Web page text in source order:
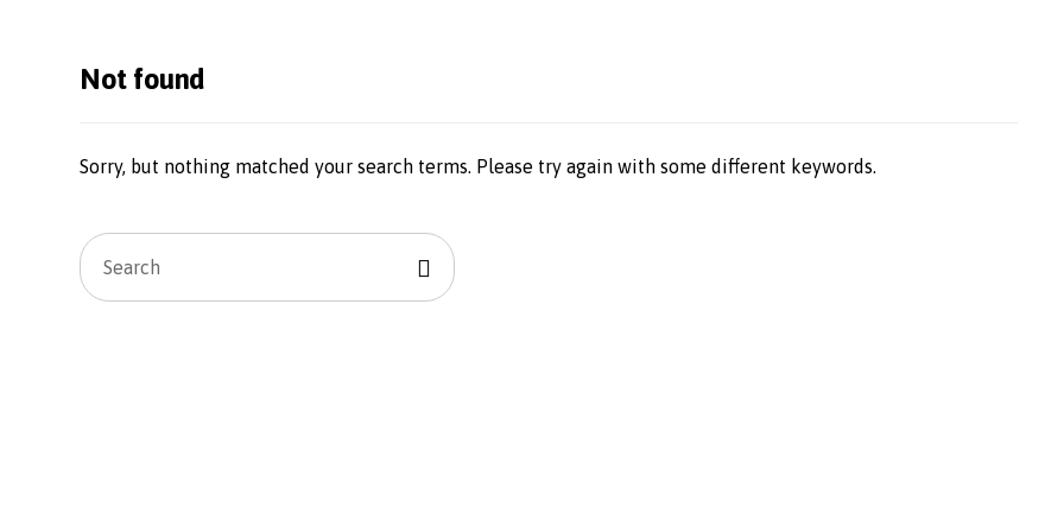
Not found
Sorry, but nothing matched your search terms. Please try again with some different keywords.